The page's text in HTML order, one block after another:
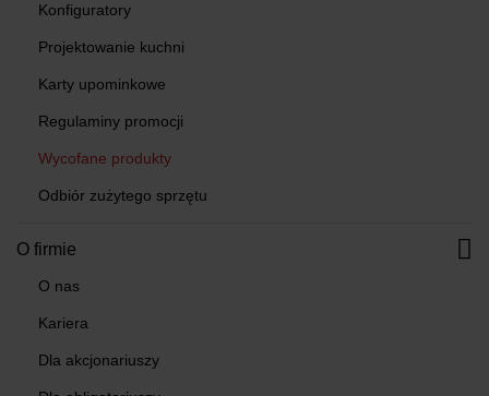
Konfiguratory
Projektowanie kuchni
Karty upominkowe
Regulaminy promocji
Wycofane produkty
Odbiór zużytego sprzętu
O firmie
O nas
Kariera
Dla akcjonariuszy